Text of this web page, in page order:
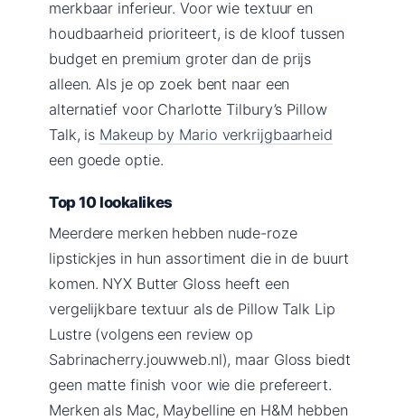
merkbaar inferieur. Voor wie textuur en
houdbaarheid prioriteert, is de kloof tussen
budget en premium groter dan de prijs
alleen. Als je op zoek bent naar een
alternatief voor Charlotte Tilbury’s Pillow
Talk, is Makeup by Mario verkrijgbaarheid
een goede optie.
Top 10 lookalikes
Meerdere merken hebben nude-roze
lipstickjes in hun assortiment die in de buurt
komen. NYX Butter Gloss heeft een
vergelijkbare textuur als de Pillow Talk Lip
Lustre (volgens een review op
Sabrinacherry.jouwweb.nl), maar Gloss biedt
geen matte finish voor wie die prefereert.
Merken als Mac, Maybelline en H&M hebben